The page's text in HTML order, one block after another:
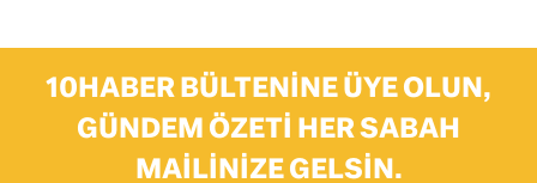
10HABER BÜLTENINE ÜYE OLUN,
GÜNDEM ÖZETI HER SABAH
MAILINIZE GELSIN.